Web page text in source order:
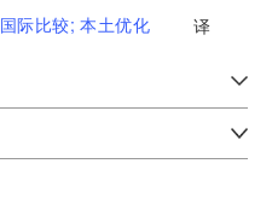
国际比较;本土优化 译